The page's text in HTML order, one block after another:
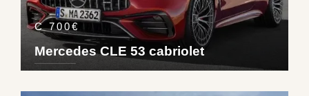
С 700€
Mercedes CLE 53 cabriolet
4 2 1 2